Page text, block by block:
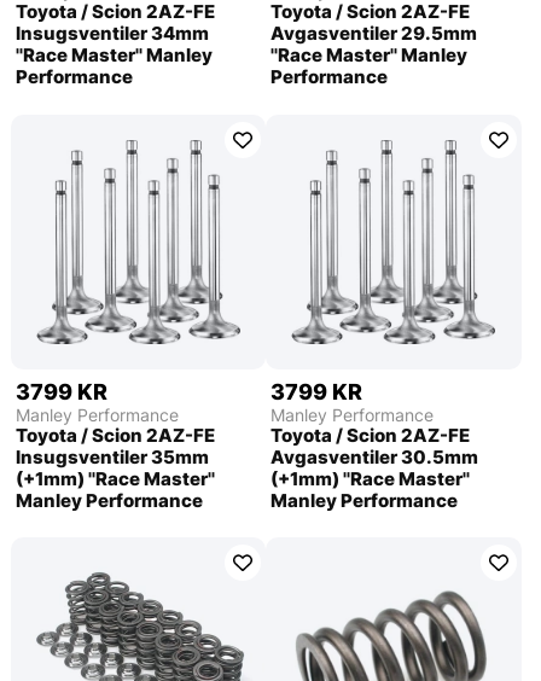
Toyota / Scion 2AZ-FE
Insugsventiler 34mm
''Race Master'' Manley
Performance
Toyota / Scion 2AZ-FE
Avgasventiler 29.5mm
''Race Master'' Manley
Performance
3799 KR
Manley Performance
Toyota / Scion 2AZ-FE
Insugsventiler 35mm
(+1mm) ''Race Master''
Manley Performance
3799 KR
Manley Performance
Toyota / Scion 2AZ-FE
Avgasventiler 30.5mm
(+1mm) ''Race Master''
Manley Performance